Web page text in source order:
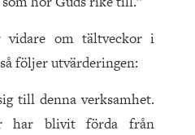
vidare om tältveckor i
följer utvärderingen:
till denna verksamhet.
har blivit förda från